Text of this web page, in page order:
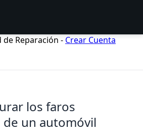
de Reparación - Crear Cuenta
los faros
un automóvil